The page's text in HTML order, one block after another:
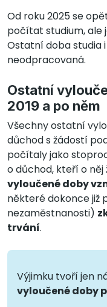
Od roku 2025 se
počítat studium, ale
Ostatní doba studia
neodpracovaná.
Ostatní
2019 a po něm
Všechny ostatní
důchod s žádostí
počítaly jako
o důchod, kteří o něj
vyloučené doby
některé dokonce již
nezaměstnanosti)
trvání.
Výjimku tvoří jen
vyloučené doby